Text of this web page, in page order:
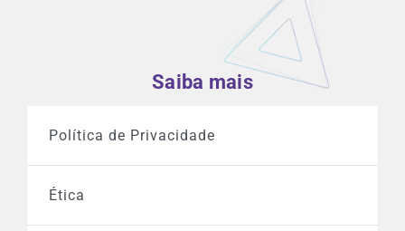
Saiba mais
Política de Privacidade
Ética